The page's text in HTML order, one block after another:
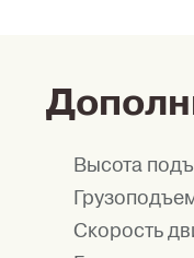
Высота
Скорость